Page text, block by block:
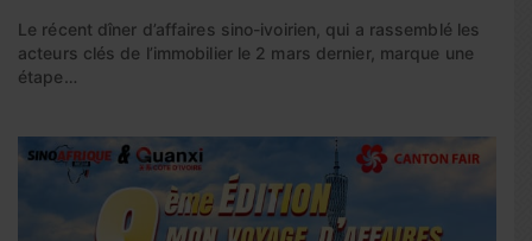
Le récent dîner d’affaires sino-ivoirien, qui a rassemblé les
acteurs clés de l’immobilier le 2 mars dernier, marque une
étape…